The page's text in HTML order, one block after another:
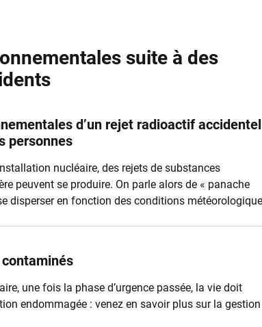
suite à des
d’un rejet radioactif accidentel
personnes
nucléaire, des rejets de substances
peuvent se produire. On parle alors de « panache
disperser en fonction des conditions
une fois la phase d’urgence passée, la vie doit
endommagée : venez en savoir plus sur la gestion